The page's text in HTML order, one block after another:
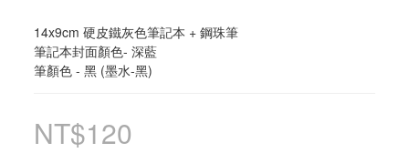
14x9cm 硬皮鐵灰色筆記本 + 鋼珠筆
筆記本封面顏色- 深藍
筆顏色 - 黑 (墨水-黑)
NT$120